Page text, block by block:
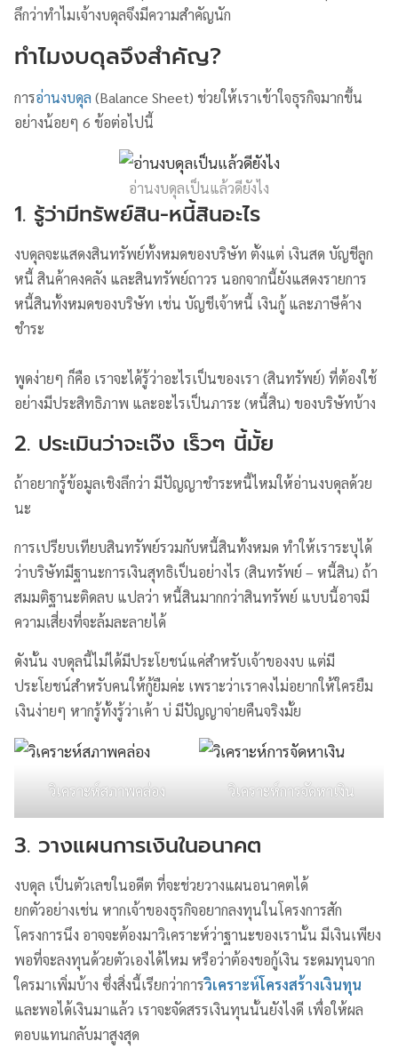
ลึกว่าทำไมเจ้างบดุลจึงมีความสำคัญนัก
ทำไมงบดุลจึงสำคัญ?
การอ่านงบดุล (Balance Sheet) ช่วยให้เราเข้าใจธุรกิจมากขึ้น
อย่างน้อยๆ 6 ข้อต่อไปนี้
อ่านงบดุลเป็นแล้วดียังไง
1. รู้ว่ามีทรัพย์สิน-หนี้สินอะไร
งบดุลจะแสดงสินทรัพย์ทั้งหมดของบริษัท ตั้งแต่ เงินสด บัญชีลูก
หนี้ สินค้าคงคลัง และสินทรัพย์ถาวร นอกจากนี้ยังแสดงรายการ
หนี้สินทั้งหมดของบริษัท เช่น บัญชีเจ้าหนี้ เงินกู้ และภาษีค้าง
ชำระ
พูดง่ายๆ ก็คือ เราจะได้รู้ว่าอะไรเป็นของเรา (สินทรัพย์) ที่ต้องใช้
อย่างมีประสิทธิภาพ และอะไรเป็นภาระ (หนี้สิน) ของบริษัทบ้าง
2. ประเมินว่าจะเจ๊ง เร็วๆ นี้มั้ย
ถ้าอยากรู้ข้อมูลเชิงลึกว่า มีปัญญาชำระหนี้ไหมให้อ่านงบดุลด้วย
นะ
การเปรียบเทียบสินทรัพย์รวมกับหนี้สินทั้งหมด ทำให้เราระบุได้
ว่าบริษัทมีฐานะการเงินสุทธิเป็นอย่างไร (สินทรัพย์ – หนี้สิน) ถ้า
สมมติฐานะติดลบ แปลว่า หนี้สินมากกว่าสินทรัพย์ แบบนี้อาจมี
ความเสี่ยงที่จะล้มละลายได้
ดังนั้น งบดุลนี้ไม่ได้มีประโยชน์แค่สำหรับเจ้าของงบ แต่มี
ประโยชน์สำหรับคนให้กู้ยืมค่ะ เพราะว่าเราคงไม่อยากให้ใครยืม
เงินง่ายๆ หากรู้ทั้งรู้ว่าเค้า บ่ มีปัญญาจ่ายคืนจริงมั้ย
วิเคราะห์สภาพคล่อง วิเคราะห์การจัดหาเงิน
3. วางแผนการเงินในอนาคต
งบดุล เป็นตัวเลขในอดีต ที่จะช่วยวางแผนอนาคตได้
ยกตัวอย่างเช่น หากเจ้าของธุรกิจอยากลงทุนในโครงการสัก
โครงการนึง อาจจะต้องมาวิเคราะห์ว่าฐานะของเรานั้น มีเงินเพียง
พอที่จะลงทุนด้วยตัวเองได้ไหม หรือว่าต้องขอกู้เงิน ระดมทุนจาก
ใครมาเพิ่มบ้าง ซึ่งสิ่งนี้เรียกว่าการวิเคราะห์โครงสร้างเงินทุน
และพอได้เงินมาแล้ว เราจะจัดสรรเงินทุนนั้นยังไงดี เพื่อให้ผล
ตอบแทนกลับมาสูงสุด